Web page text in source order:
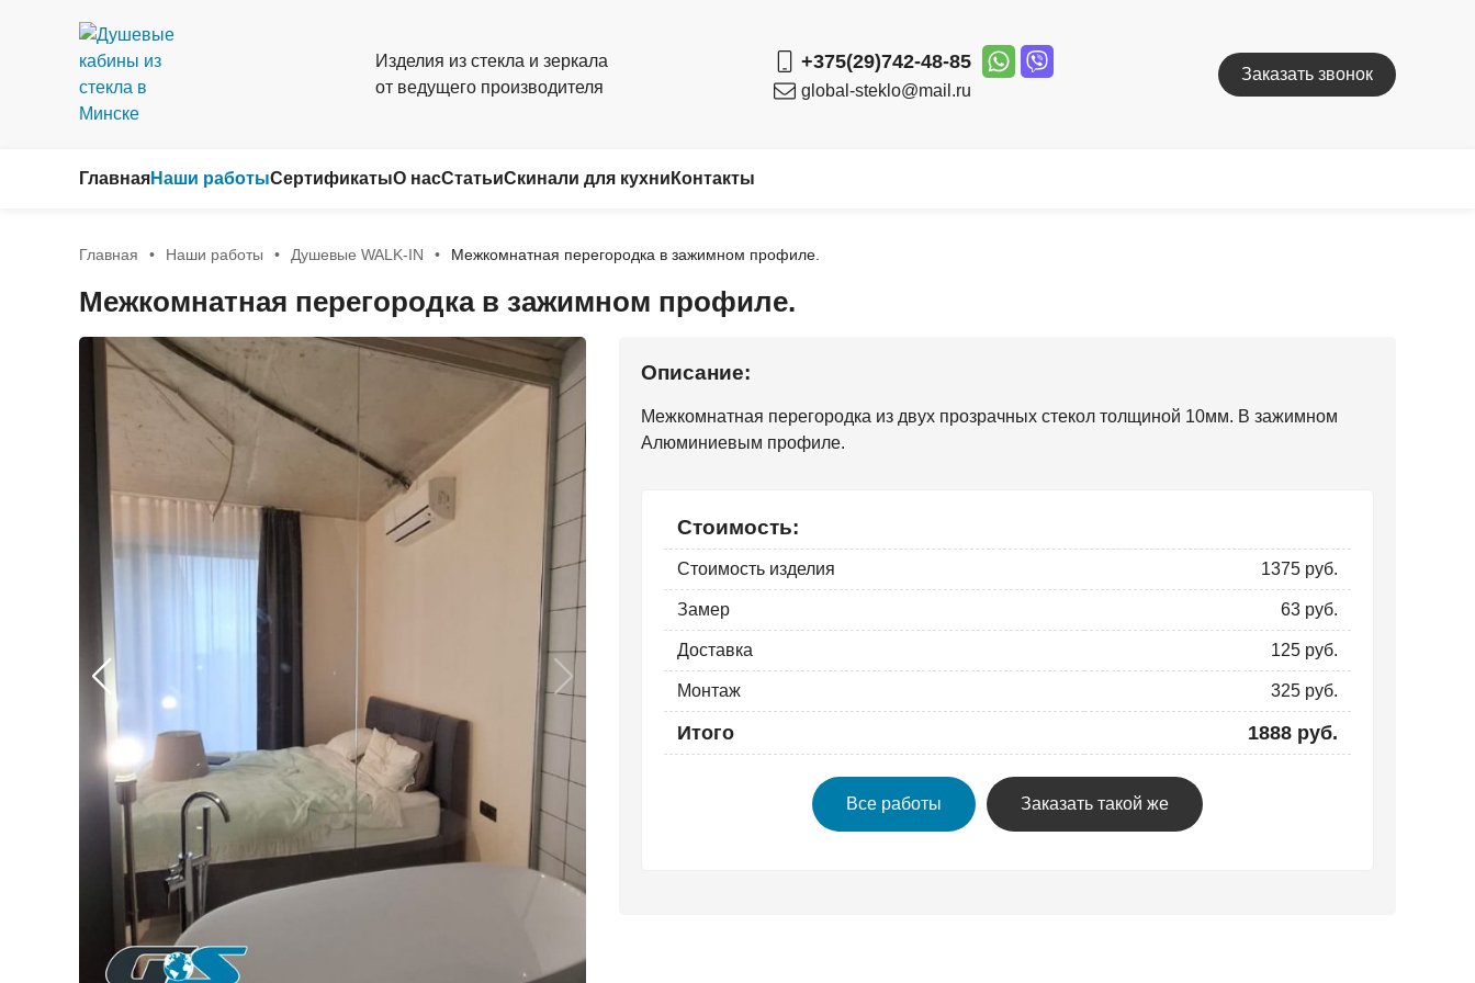
Изделия из стекла и зеркала
от ведущего производителя
+375(29)742-48-85
global-steklo@mail.ru
Заказать звонок
ГлавнаяНаши работыСертификатыО насСтатьиСкинали для кухни Контакты
Главная Наши работы Душевые WALK-IN Межкомнатная перегородка в зажимном профиле.
Межкомнатная перегородка в зажимном профиле.
Описание:
Межкомнатная перегородка из двух прозрачных стекол толщиной 10мм. В зажимном
Алюминиевым профиле.
Стоимость:
Стоимость изделия 1375 руб.
Замер 63 руб.
Доставка 125 руб.
Монтаж 325 руб.
Итого 1888 руб.
Все работы Заказать такой же